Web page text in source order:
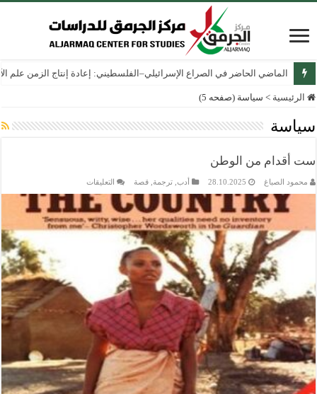
الماضي الحاضر في الصراع الإسرائيلي–الفلسطيني: إعادة إنتاج الزمن علم
الرئيسية > سياسة (صفحه 5)
سياسة
ست أقدام من الوطن
محمود الصباغ 28.10.2025 أدب ,ترجمة ,قصة التعليقات
من
الوطن
مغلقة